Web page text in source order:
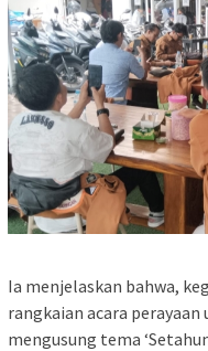
Ia menjelaskan bahwa,
rangkaian acara
mengusung tema